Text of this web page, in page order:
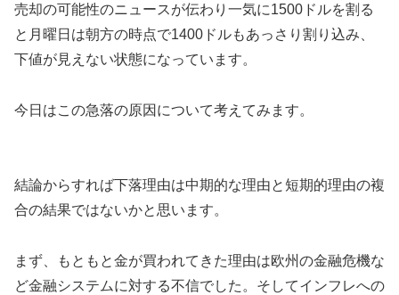
売却の可能性のニュースが伝わり一気に1500ドルを割る
と月曜日は朝方の時点で1400ドルもあっさり割り込み、
下値が見えない状態になっています。
今日はこの急落の原因について考えてみます。
結論からすれば下落理由は中期的な理由と短期的理由の複
合の結果ではないかと思います。
まず、もともと金が買われてきた理由は欧州の金融危機な
ど金融システムに対する不信でした。そしてインフレへの